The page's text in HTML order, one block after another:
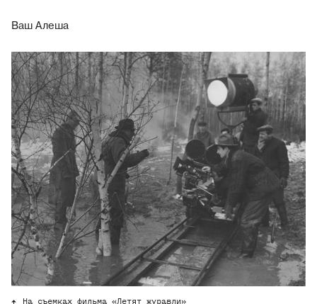
Ваш Алеша
На съемках фильма «Летят журавли»